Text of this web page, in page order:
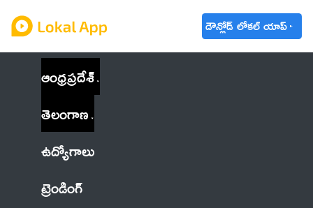
డౌన్లోడ్ లోకల్ యాప్
ఆంధ్రప్రదేశ్
తెలంగాణ
ఉద్యోగాలు
ట్రెండింగ్